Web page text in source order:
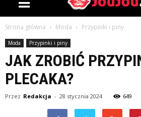
Strona główna Moda Przypinki i piny
Moda Przypinki i piny
JAK ZROBIĆ
PLECAKA?
Przez Redakcja - 28 stycznia 2024 649